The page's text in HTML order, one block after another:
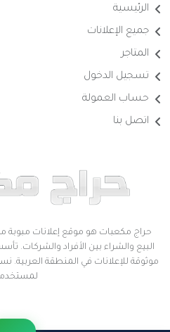
الرئيسية
جميع الإعلانات
المتاجر
تسجيل الدخول
حساب العمولة
اتصل بنا
حراج مكعبات هو موقع إعلانات
موثوقة للإعلانات في المنطقة العربية.